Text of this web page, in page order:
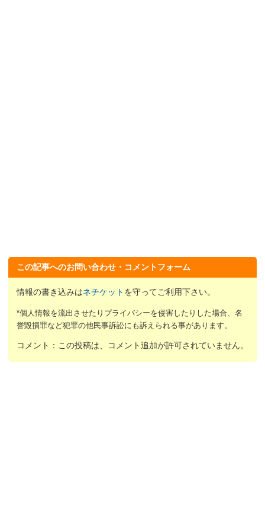
この記事へのお問い合わせ・コメントフォーム
情報の書き込みはネチケット を守ってご利用下さい。
*個人情報を流出させたりプライバシーを侵害したりした場合、名
誉毀損罪など犯罪の他民事訴訟にも訴えられる事があります。
コメント：この投稿は、コメント追加が許可されていません。